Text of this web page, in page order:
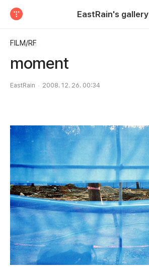
EastRain's gallery
FILM/RF
moment
EastRain 2008. 12. 26. 00:34